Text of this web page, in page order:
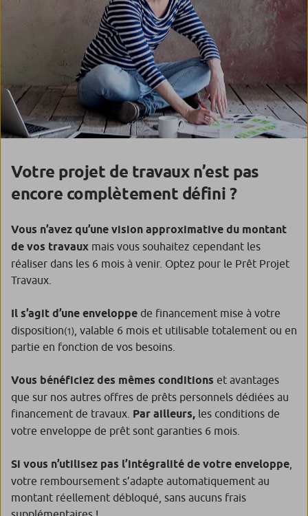
Votre projet de travaux n’est pas
encore complètement défini ?
Vous n’avez qu’une vision approximative du montant
de vos travaux mais vous souhaitez cependant les
réaliser dans les 6 mois à venir. Optez pour le Prêt Projet
Travaux.
Il s’agit d’une enveloppe de financement mise à votre
disposition(1) , valable 6 mois et utilisable totalement ou en
partie en fonction de vos besoins.
Vous bénéficiez des mêmes conditions et avantages
que sur nos autres offres de prêts personnels dédiées au
financement de travaux. Par ailleurs, les conditions de
votre enveloppe de prêt sont garanties 6 mois.
Si vous n’utilisez pas l’intégralité de votre enveloppe
votre remboursement s’adapte automatiquement au
montant réellement débloqué, sans aucuns frais